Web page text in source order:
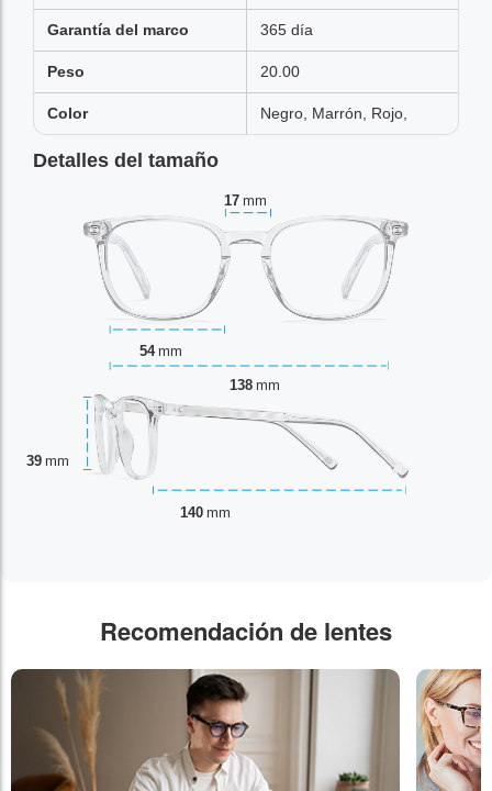
Garantía del marco 365 día
Peso 20.00
Color Negro, Marrón, Rojo,
Detalles del tamaño
17 mm
54 mm
39 mm
138 mm
140 mm
Recomendación de lentes